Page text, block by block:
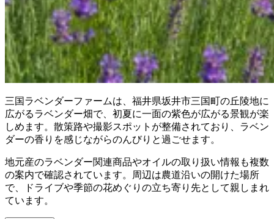
三国ラベンダーファームは、福井県坂井市三国町の丘陵地に
広がるラベンダー畑で、初夏に一面の紫色が広がる景観が楽
しめます。散策路や撮影スポットが整備されており、ラベン
ダーの香りを感じながらのんびりと過ごせます。
地元産のラベンダー関連商品やオイルの取り扱い情報も複数
の案内で確認されています。周辺は農道沿いの開けた場所
で、ドライブや季節の花めぐりの立ち寄り先として親しまれ
ています。